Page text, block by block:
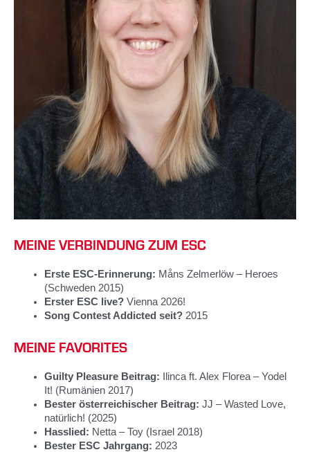
MEINE VERBINDUNG ZUM ESC
Erste ESC-Erinnerung: Måns Zelmerlöw – Heroes
(Schweden 2015)
Erster ESC live? Vienna 2026!
Song Contest Addicted seit? 2015
MEINE FAVORITES
Guilty Pleasure Beitrag:
Ilinca ft. Alex Florea – Yodel
It! (Rumänien 2017)
Bester österreichischer Beitrag: JJ – Wasted Love,
natürlich! (2025)
Hasslied: Netta – Toy (Israel 2018)
Bester ESC Jahrgang: 2023